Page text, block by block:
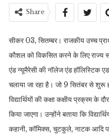
Share
सीकर 03, सितम्बर। राजकीय उच्च
कौशल को विकसित करने के लिए राज्य
एंड न्यूमैरेसी की नॉलेज एंड हॉलिस्टिक
चलाया जा रहा है। जो 9 सितंबर से
विद्यार्थियों की कक्षा कक्षीय प्रक्रम के
किया जाएगा। उन्होंने बताया कि
कहानी, कॉमिक्स, चुटकुले, नाटक आदि